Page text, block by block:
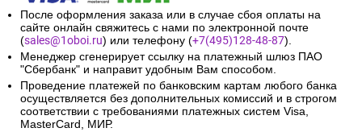
После оформления заказа или в случае сбоя оплаты на
сайте онлайн свяжитесь с нами по электронной почте
(sales@1oboi.ru) или телефону (+7(495)128-48-87).
Менеджер сгенерирует ссылку на платежный шлюз ПАО
"Сбербанк" и направит удобным Вам способом.
Проведение платежей по банковским картам любого банка
осуществляется без дополнительных комиссий и в строгом
соответствии с требованиями платежных систем Visa,
MasterCard, МИР.